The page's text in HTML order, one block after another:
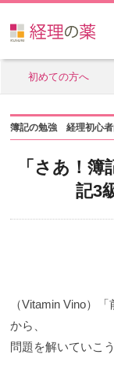
初めての方へ
簿記の勉強 経理初心者
「さあ！
記3
（Vitamin Vino）
から、
問題を解いていこう